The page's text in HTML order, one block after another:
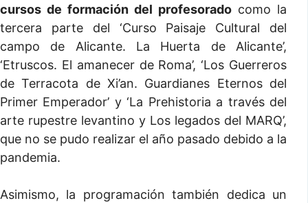
cursos de formación del profesorado como la
tercera parte del ‘Curso Paisaje Cultural del
campo de Alicante. La Huerta de Alicante’,
‘Etruscos. El amanecer de Roma’, ‘Los Guerreros
de Terracota de Xi’an. Guardianes Eternos del
Primer Emperador’ y ‘La Prehistoria a través del
arte rupestre levantino y Los legados del MARQ’,
que no se pudo realizar el año pasado debido a la
pandemia.
Asimismo, la programación también dedica un